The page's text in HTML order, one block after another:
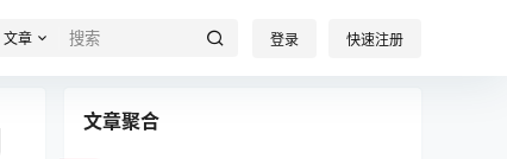
文章 登录 快速注册
文章聚合